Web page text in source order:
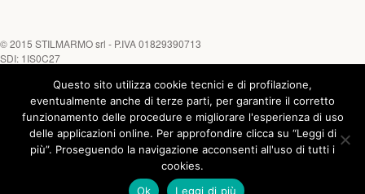
© 2015 STILMARMO srl - P.IVA 01829390713
SDI: 1IS0C27
Tel. +39 0882 645452 - Fax +39 0882 646170Chiamaci su
COOKIE|PRIVACY| Powered byAsernet
Questo sito utilizza cookie tecnici e di profilazione,
eventualmente anche di terze parti, per garantire il corretto
funzionamento delle procedure e migliorare l'esperienza di uso
delle applicazioni online. Per approfondire clicca su “Leggi di
più”. Proseguendo la navigazione acconsenti all'uso di tutti i
cookies.
Ok
Leggi di più